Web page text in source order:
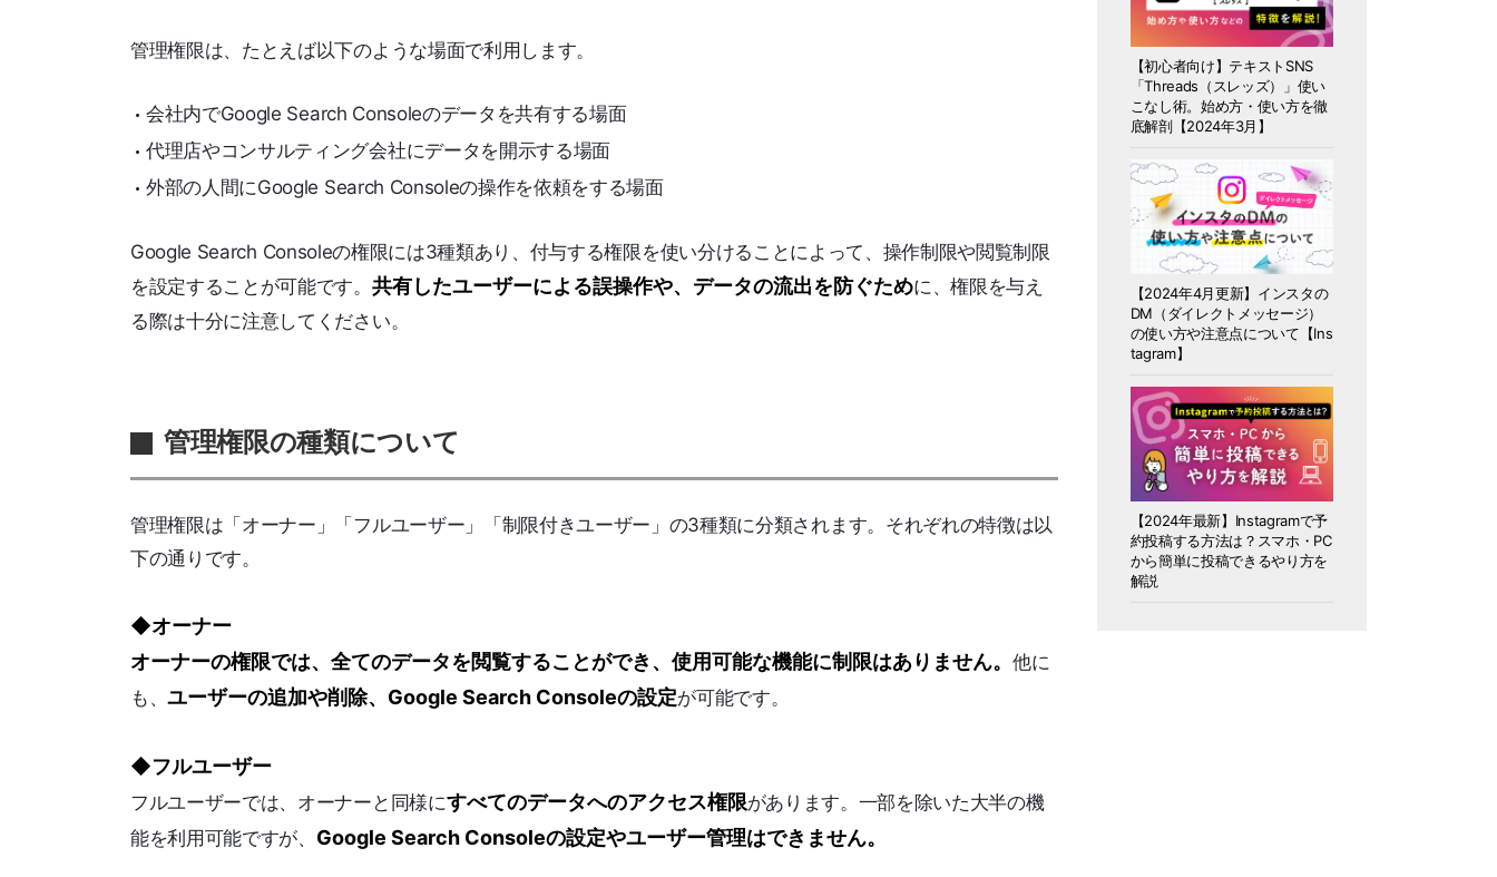
管理権限は、たとえば以下のような場面で利用します。
会社内でGoogle Search Consoleのデータを共有する場面
代理店やコンサルティング会社にデータを開示する場面
外部の人間にGoogle Search Consoleの操作を依頼をする場面
Google Search Consoleの権限には3種類あり、付与する権限を使い分けることによって、操作制限や閲覧制限
を設定することが可能です。 共有したユーザーによる誤操作や、データの流出を防ぐために、権限を与え
る際は十分に注意してください。
管理権限の種類について
管理権限は「オーナー」「フルユーザー」「制限付きユーザー」の3種類に分類されます。それぞれの特徴は以
下の通りです。
◆オーナー
オーナーの権限では、全てのデータを閲覧することができ、使用可能な機能に制限はありません。 他に
も、ユーザーの追加や削除、Google Search Consoleの設定が可能です。
◆フルユーザー
フルユーザーでは、オーナーと同様にすべてのデータへのアクセス権限があります。一部を除いた大半の機
能を利用可能ですが、 Google Search Consoleの設定やユーザー管理はできません。
【初心者向け】テキストSNS
「Threads（スレッズ）」使い
こなし術。始め方・使い方を徹
底解剖【2024年3月】
【2024年4月更新】インスタの
DM（ダイレクトメッセージ）
の使い方や注意点について【Ins
tagram】
【2024年最新】Instagramで予
約投稿する方法は？スマホ・PC
から簡単に投稿できるやり方を
解説